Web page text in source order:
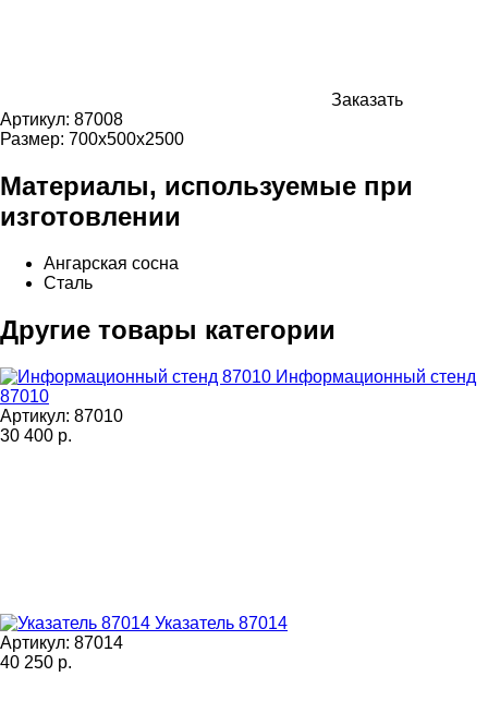
Заказать
Артикул: 87008
Размер: 700х500х2500
Материалы, используемые при
изготовлении
Ангарская сосна
Сталь
Другие товары категории
Информационный стенд
87010
Артикул: 87010
30 400 р.
Указатель 87014
Артикул: 87014
40 250 р.